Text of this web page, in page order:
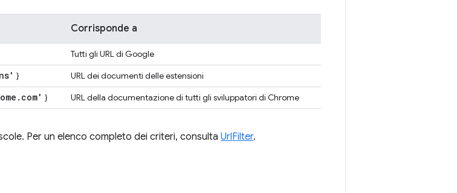
Corrisponde a
Tutti gli URL di Google
} URL dei documenti delle estensioni
. com' } URL della documentazione di tutti gli sviluppatori di Chrome
Per un elenco completo dei criteri, consulta UrlFilter.